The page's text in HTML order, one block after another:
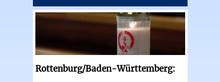
Rottenburg/Baden-Württemberg: